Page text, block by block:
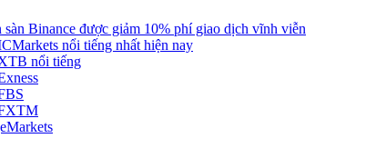
Binance được giảm 10% phí giao dịch vĩnh viễn
nổi tiếng nhất hiện nay
nổi tiếng